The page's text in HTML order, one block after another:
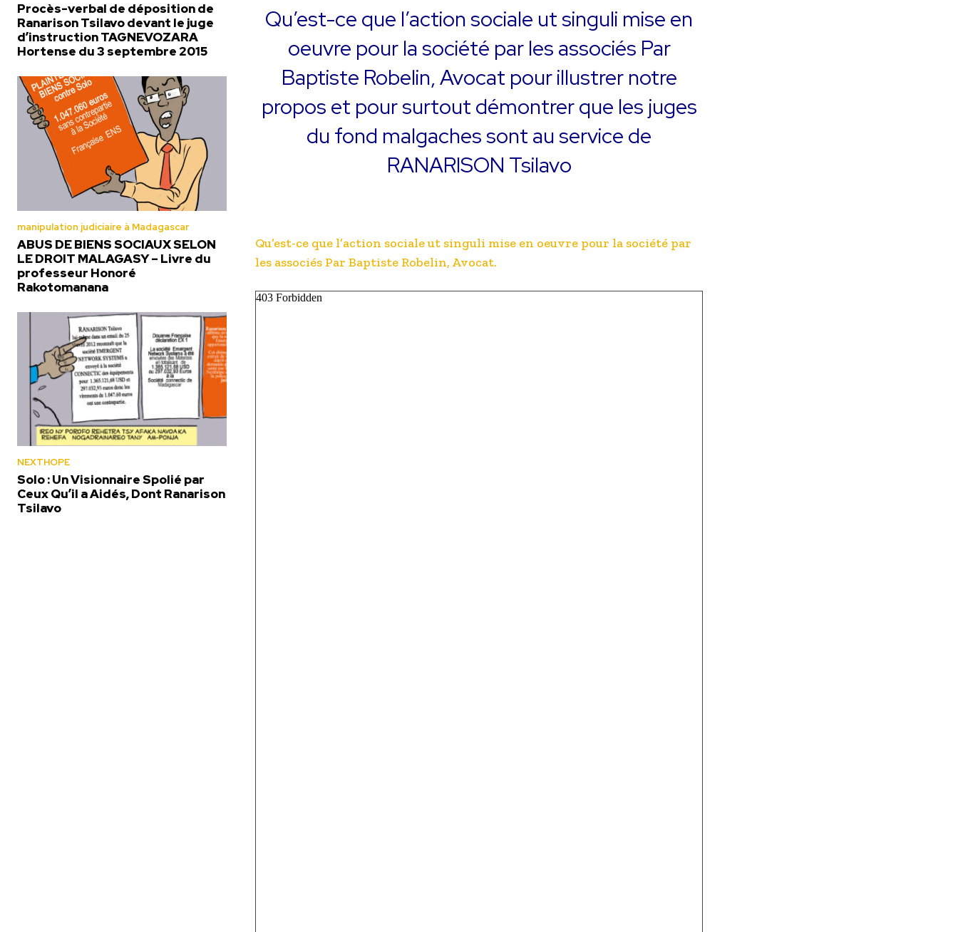
Procès-verbal de déposition de
Ranarison Tsilavo devant le juge
d’instruction TAGNEVOZARA
Hortense du 3 septembre 2015
manipulation judiciaire à Madagascar
ABUS DE BIENS SOCIAUX SELON
LE DROIT MALAGASY – Livre du
professeur Honoré
Rakotomanana
NEXTHOPE
Solo : Un Visionnaire Spolié par
Ceux Qu’il a Aidés, Dont Ranarison
Tsilavo
Qu’est-ce que l’action sociale ut singuli mise en
oeuvre pour la société par les associés Par
Baptiste Robelin, Avocat pour illustrer notre
propos et pour surtout démontrer que les juges
du fond malgaches sont au service de
RANARISON Tsilavo
Qu’est-ce que l’action sociale ut singuli mise en oeuvre pour la société par
les associés Par Baptiste Robelin, Avocat.